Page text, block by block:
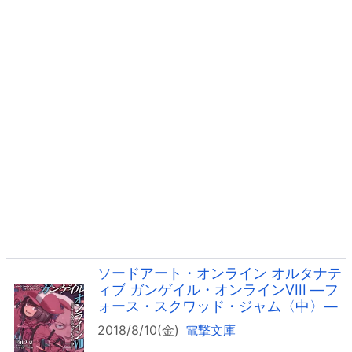
ソードアート・オンライン オルタナテ
ィブ ガンゲイル・オンラインVIII ―フ
ォース・スクワッド・ジャム〈中〉―
2018/8/10(金) 電撃文庫